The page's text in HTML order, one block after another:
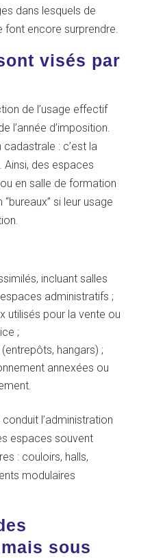
dans lesquels de
font encore surprendre.
visés par
de l’usage effectif
l’année d’imposition.
: c’est la
Ainsi, des espaces
en salle de formation
si leur usage
incluant salles
administratifs ;
utilisés pour la vente ou
;
hangars) ;
annexées ou
l’administration
espaces souvent
: couloirs, halls,
modulaires
sous